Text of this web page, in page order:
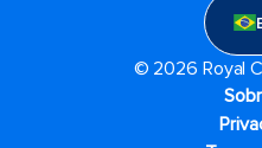
© 2026 Royal